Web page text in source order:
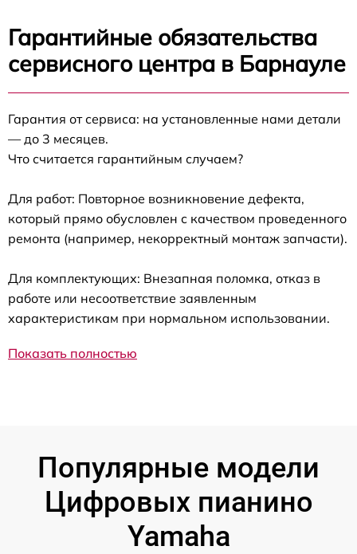
Гарантийные обязательства
сервисного центра в Барнауле
Гарантия от сервиса: на установленные нами детали
— до 3 месяцев.
Что считается гарантийным случаем?
Для работ: Повторное возникновение дефекта,
который прямо обусловлен с качеством проведенного
ремонта (например, некорректный монтаж запчасти).
Для комплектующих: Внезапная поломка, отказ в
работе или несоответствие заявленным
характеристикам при нормальном использовании.
Показать полностью
Популярные модели
Цифровых пианино
Yamaha